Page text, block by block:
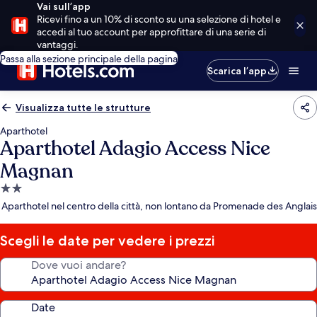
Vai sull’app
Ricevi fino a un 10% di sconto su una selezione di hotel e
accedi al tuo account per approfittare di una serie di
vantaggi.
Passa alla sezione principale della pagina
Scarica l’app
Visualizza tutte le strutture
Aparthotel
Aparthotel Adagio Access Nice
Magnan
Struttura
a
stelle
Aparthotel nel centro della città, non lontano da Promenade des Anglais
Scegli le date per vedere i prezzi
Dove vuoi andare?
Date